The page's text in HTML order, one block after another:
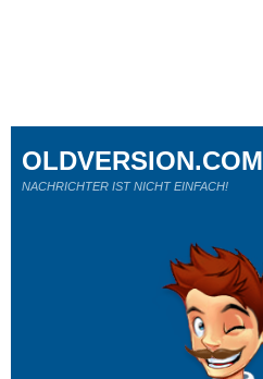
OLDVERSION.COM
NACHRICHTER IST NICHT EINFACH!